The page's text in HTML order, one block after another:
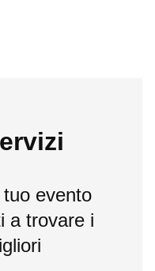
evento
a trovare i